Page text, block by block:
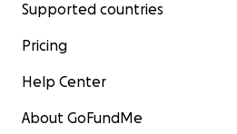
Supported countries
Pricing
Help Center
About GoFundMe